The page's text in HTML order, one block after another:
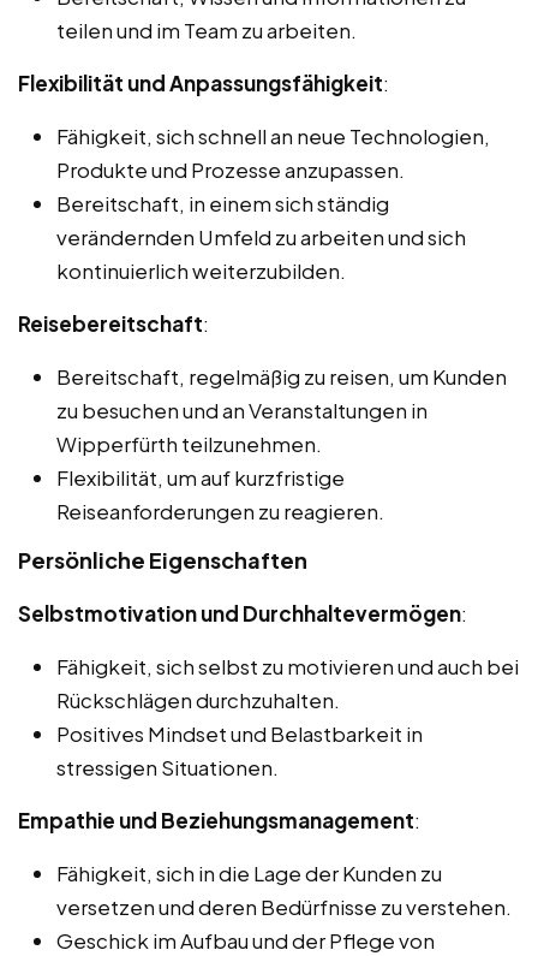
teilen und im Team zu arbeiten.
Flexibilität und Anpassungsfähigkeit:
Fähigkeit, sich schnell an neue Technologien,
Produkte und Prozesse anzupassen.
Bereitschaft, in einem sich ständig
verändernden Umfeld zu arbeiten und sich
kontinuierlich weiterzubilden.
Reisebereitschaft:
Bereitschaft, regelmäßig zu reisen, um Kunden
zu besuchen und an Veranstaltungen in
Wipperfürth teilzunehmen.
Flexibilität, um auf kurzfristige
Reiseanforderungen zu reagieren.
Persönliche Eigenschaften
Selbstmotivation und Durchhaltevermögen:
Fähigkeit, sich selbst zu motivieren und auch bei
Rückschlägen durchzuhalten.
Positives Mindset und Belastbarkeit in
stressigen Situationen.
Empathie und Beziehungsmanagement:
Fähigkeit, sich in die Lage der Kunden zu
versetzen und deren Bedürfnisse zu verstehen.
Geschick im Aufbau und der Pflege von